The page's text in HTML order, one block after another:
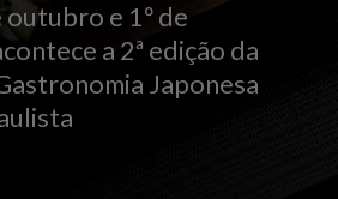
e 1º de
a 2ª edição da
Japonesa